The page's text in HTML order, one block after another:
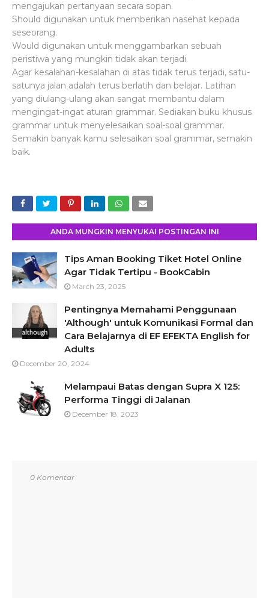
mengajukan pertanyaan secara sopan.
Should digunakan untuk memberikan nasehat kepada
seseorang.
Would digunakan untuk menggambarkan sebuah
peristiwa yang mungkin tidak akan terjadi.
Agar kesalahan-kesalahan di atas tidak terus terjadi, satu-
satunya jalan adalah terus berlatih dan belajar. Latihan
yang diulang-ulang akan sangat membantu dalam
mengingat-ingat aturan grammar. Sediakan buku khusus
grammar untuk menyelesaikan soal-soal grammar.
Semakin banyak kamu selesaikan soal grammar, semakin
baik.
ANDA MUNGKIN MENYUKAI POSTINGAN INI
Tips Aman Booking Tiket Hotel Online
Agar Tidak Tertipu - BookCabin
March 23, 2025
Pentingnya Memahami Penggunaan
'Although' untuk Komunikasi Formal dan
Cara Belajarnya di EF EFEKTA English for
Adults
December 20, 2024
Melampaui Batas dengan Supra X 125:
Performa Tinggi di Jalanan
December 18, 2023
0 Komentar